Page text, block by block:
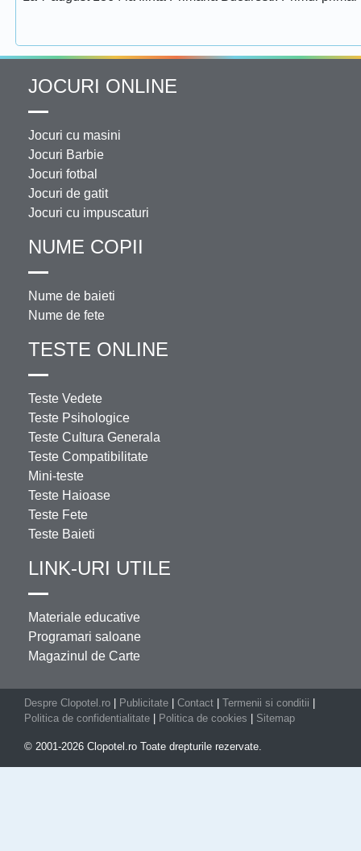
JOCURI ONLINE
Jocuri cu masini
Jocuri Barbie
Jocuri fotbal
Jocuri de gatit
Jocuri cu impuscaturi
NUME COPII
Nume de baieti
Nume de fete
TESTE ONLINE
Teste Vedete
Teste Psihologice
Teste Cultura Generala
Teste Compatibilitate
Mini-teste
Teste Haioase
Teste Fete
Teste Baieti
LINK-URI UTILE
Materiale educative
Programari saloane
Magazinul de Carte
Despre Clopotel.ro Publicitate Contact Termenii si conditii
Politica de confidentialitate
Politica de cookies Sitemap
© 2001-2026 Clopotel.ro Toate drepturile rezervate.